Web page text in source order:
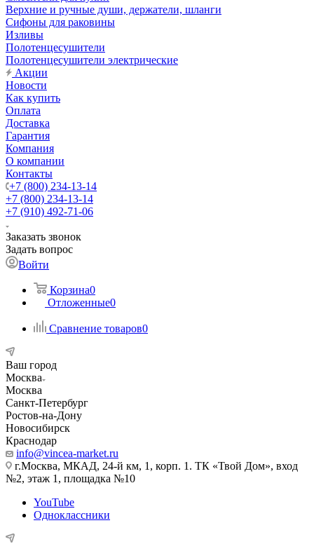
Верхние и ручные души, держатели, шланги
Сифоны для раковины
Изливы
Полотенцесушители
Полотенцесушители электрические
Акции
Новости
Как купить
Оплата
Доставка
Гарантия
Компания
О компании
Контакты
+7 (800) 234-13-14
+7 (800) 234-13-14
+7 (910) 492-71-06
Заказать звонок
Задать вопрос
Войти
Корзина0
Отложенные0
Сравнение товаров0
Ваш город
Москва
Москва
Санкт-Петербург
Ростов-на-Дону
Новосибирск
Краснодар
info@vincea-market.ru
г.Москва, МКАД, 24-й км, 1, корп. 1. ТК «Твой Дом», вход
№2, этаж 1, площадка №10
YouTube
Одноклассники